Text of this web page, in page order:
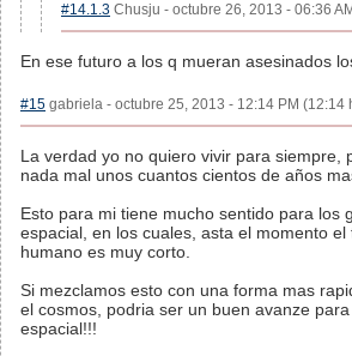
#14.1.3 Chusju - octubre 26, 2013 - 06:36
En ese futuro a los q mueran asesinados
#15 gabriela - octubre 25, 2013 - 12:14 PM (12:14
La verdad yo no quiero vivir para siempre,
nada mal unos cuantos cientos de años
Esto para mi tiene mucho sentido para los
espacial, en los cuales, asta el momento
humano es muy corto.
Si mezclamos esto con una forma mas
el cosmos, podria ser un buen avanze
espacial!!!